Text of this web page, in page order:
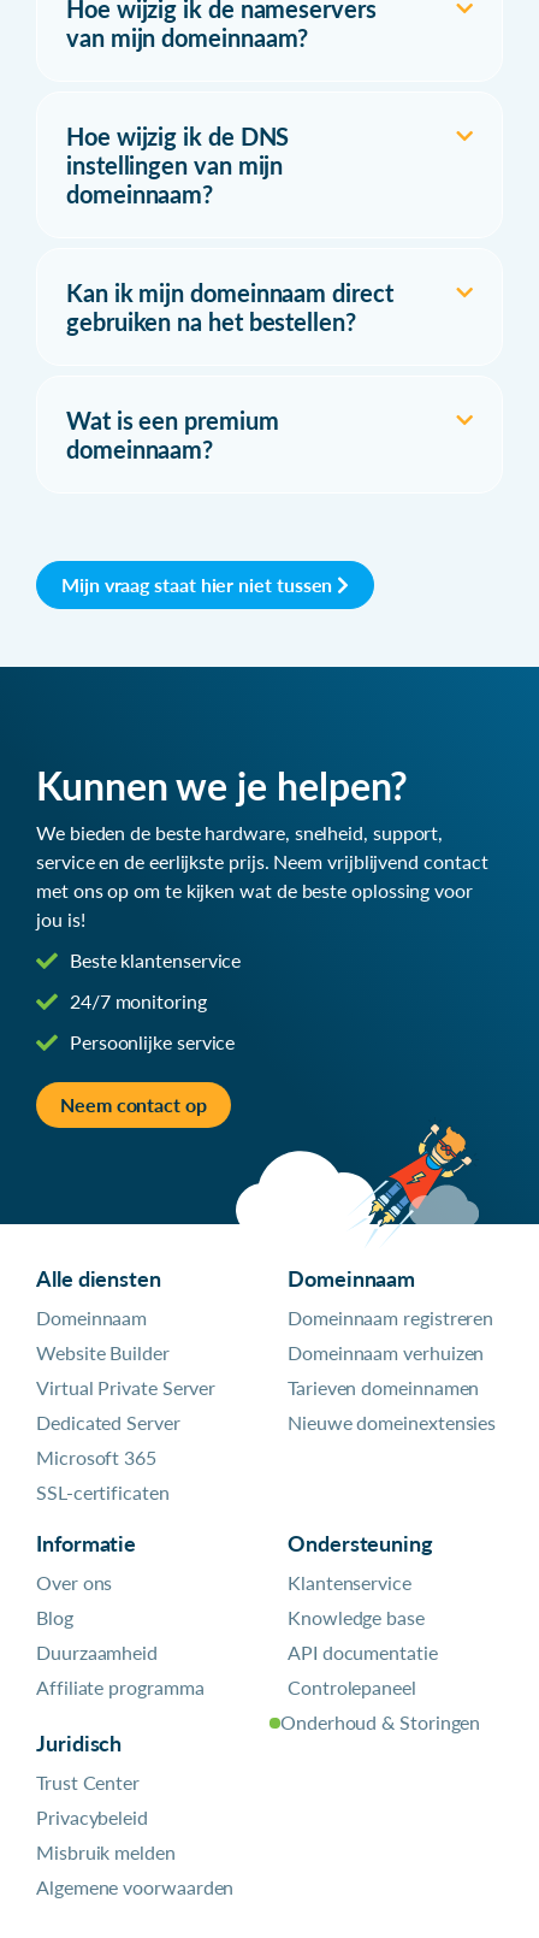
Hoe wijzig ik de nameservers
van mijn domeinnaam?
Hoe wijzig ik de DNS
instellingen van mijn
domeinnaam?
Kan ik mijn domeinnaam direct
gebruiken na het bestellen?
Wat is een premium
domeinnaam?
Mijn vraag staat hier niet tussen
Kunnen we je helpen?
We bieden de beste hardware, snelheid, support,
service en de eerlijkste prijs. Neem vrijblijvend contact
met ons op om te kijken wat de beste oplossing voor
jou is!
Beste klantenservice
24/7 monitoring
Persoonlijke service
Neem contact op
Alle diensten
Domeinnaam
Website Builder
Virtual Private Server
Dedicated Server
Microsoft 365
SSL-certificaten
Domeinnaam
Domeinnaam registreren
Domeinnaam verhuizen
Tarieven domeinnamen
Nieuwe domeinextensies
Informatie
Over ons
Blog
Duurzaamheid
Affiliate programma
Juridisch
Trust Center
Privacybeleid
Misbruik melden
Algemene voorwaarden
Ondersteuning
Klantenservice
Knowledge base
API documentatie
Controlepaneel
Onderhoud & Storingen